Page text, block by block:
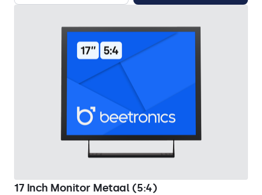
17 Inch Monitor Metaal (5:4)